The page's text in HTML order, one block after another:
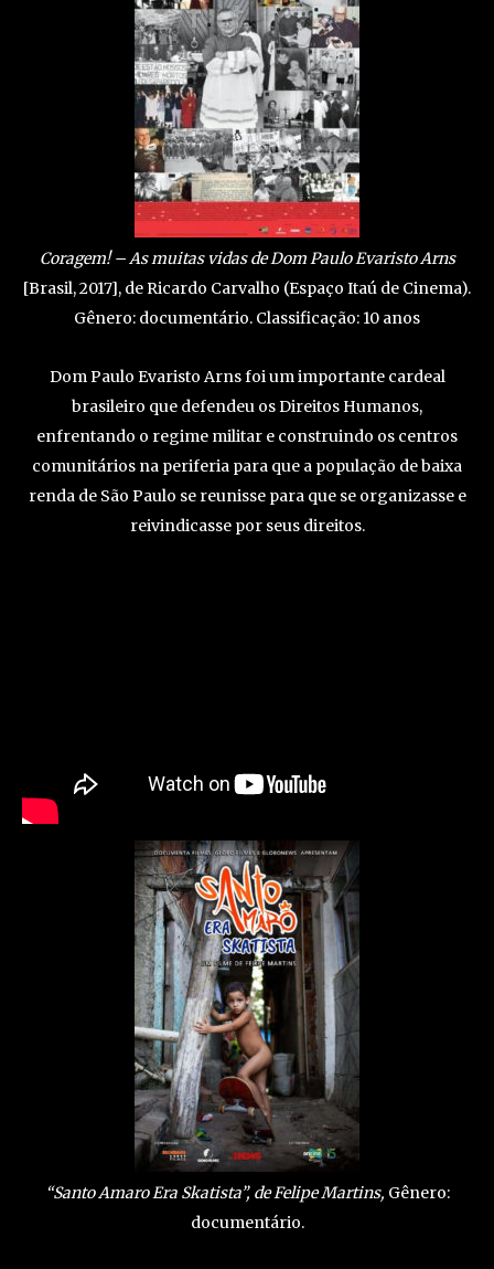
Coragem! – As muitas vidas de Dom Paulo Evaristo Arns
[Brasil, 2017], de Ricardo Carvalho (Espaço Itaú de Cinema).
Gênero: documentário. Classificação: 10 anos
Dom Paulo Evaristo Arns foi um importante cardeal
brasileiro que defendeu os Direitos Humanos,
enfrentando o regime militar e construindo os centros
comunitários na periferia para que a população de baixa
renda de São Paulo se reunisse para que se organizasse e
reivindicasse por seus direitos.
“Santo Amaro Era Skatista”, de Felipe Martins, Gênero:
documentário.